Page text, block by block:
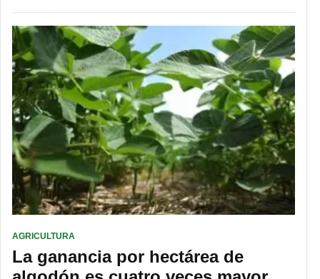
AGRICULTURA
La ganancia por hectárea de